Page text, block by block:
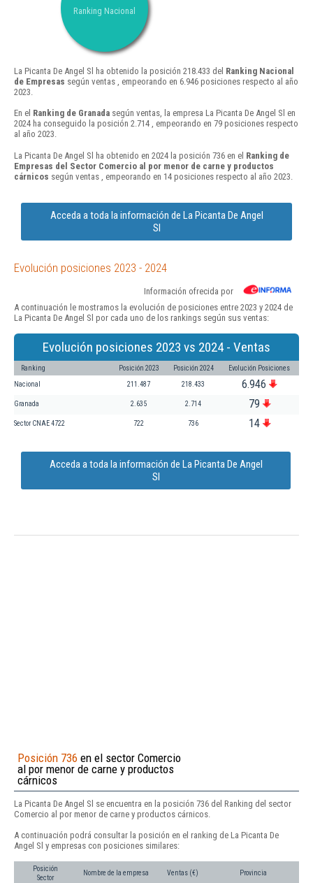
Ranking Nacional
La Picanta De Angel Sl ha obtenido la posición 218.433 del Ranking Nacional
de Empresas según ventas , empeorando en 6.946 posiciones respecto al año
2023.
En el Ranking de Granada según ventas, la empresa La Picanta De Angel Sl en
2024 ha conseguido la posición 2.714 , empeorando en 79 posiciones respecto
al año 2023.
La Picanta De Angel Sl ha obtenido en 2024 la posición 736 en el Ranking de
Empresas del Sector Comercio al por menor de carne y productos
cárnicos según ventas , empeorando en 14 posiciones respecto al año 2023.
Acceda a toda la información de La Picanta De Angel
Sl
Evolución posiciones 2023 - 2024
Información ofrecida por
A continuación le mostramos la evolución de posiciones entre 2023 y 2024 de
La Picanta De Angel Sl por cada uno de los rankings según sus ventas:
Evolución posiciones 2023 vs 2024 - Ventas
Ranking Posición 2023 Posición 2024 Evolución Posiciones
Nacional 211.487 218.433 6.946
Granada 2.635 2.714 79
Sector CNAE 4722 722 736 14
Acceda a toda la información de La Picanta De Angel
Sl
Posición 736 en el sector Comercio
al por menor de carne y productos
cárnicos
La Picanta De Angel Sl se encuentra en la posición 736 del Ranking del sector
Comercio al por menor de carne y productos cárnicos.
A continuación podrá consultar la posición en el ranking de La Picanta De
Angel Sl y empresas con posiciones similares:
Posición
Sector
Nombre de la empresa Ventas (€) Provincia